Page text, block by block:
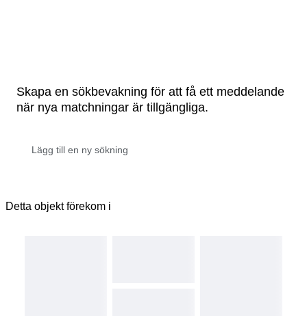
Skapa en sökbevakning för att få ett meddelande
när nya matchningar är tillgängliga.
Detta objekt förekom i